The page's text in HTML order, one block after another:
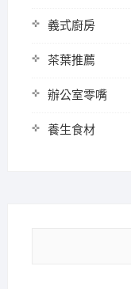
義式廚房
茶葉推薦
辦公室零嘴
養生食材